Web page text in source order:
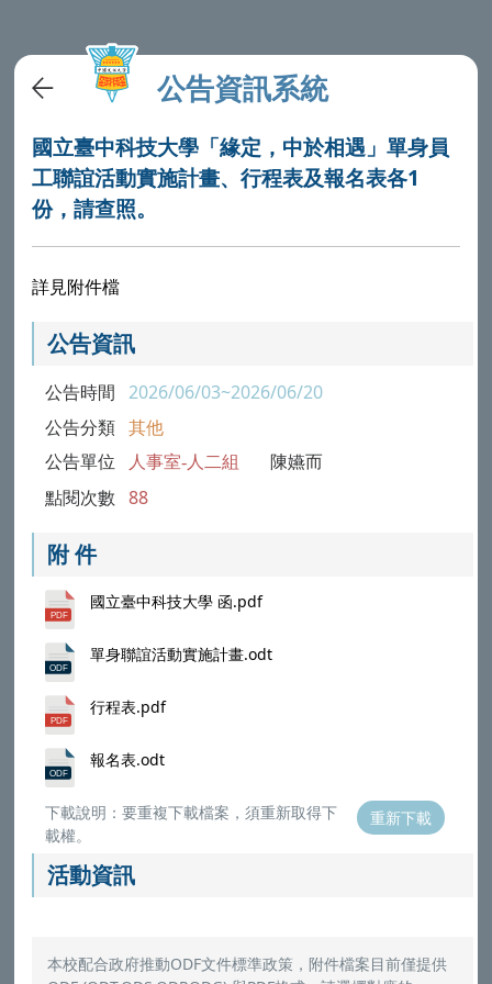
公告資訊系統
國立臺中科技大學「緣定，中於相遇」單身員
工聯誼活動實施計畫、行程表及報名表各1
份，請查照。
詳見附件檔
公告資訊
公告時間 2026/06/03~2026/06/20
公告分類 其他
公告單位 人事室-人二組 陳嬿而
點閱次數 88
附 件
國立臺中科技大學 函.pdf
單身聯誼活動實施計畫.odt
行程表.pdf
報名表.odt
下載說明：要重複下載檔案，須重新取得下
載權。
重新下載
活動資訊
本校配合政府推動ODF文件標準政策，附件檔案目前僅提供